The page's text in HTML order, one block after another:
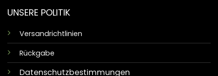
UNSERE POLITIK
Versandrichtlinien
Rückgabe
Datenschutzbestimmungen